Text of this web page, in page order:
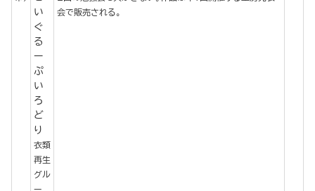
い
ぐ
る
ー
ぷ
い
ろ
ど
り
衣類
再生
グル
ー
会で販売される。